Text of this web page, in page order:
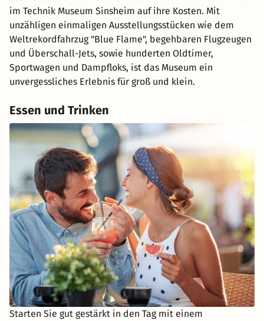
im Technik Museum Sinsheim auf ihre Kosten. Mit
unzähligen einmaligen Ausstellungsstücken wie dem
Weltrekordfahrzug "Blue Flame", begehbaren Flugzeugen
und Überschall-Jets, sowie hunderten Oldtimer,
Sportwagen und Dampfloks, ist das Museum ein
unvergessliches Erlebnis für groß und klein.
Essen und Trinken
Starten Sie gut gestärkt in den Tag mit einem